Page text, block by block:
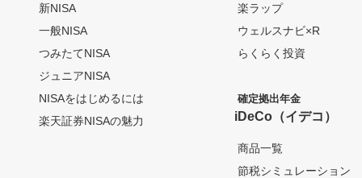
新NISA
一般NISA
つみたてNISA
ジュニアNISA
NISAをはじめるには
楽天証券NISAの魅力
楽ラップ
ウェルスナビ×R
らくらく投資
確定拠出年金
iDeCo（イデコ）
商品一覧
節税シミュレーション